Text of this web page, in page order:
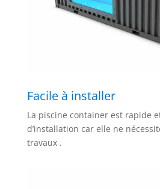
Facile à installer
La piscine container est rapide
d’installation car elle ne
travaux .